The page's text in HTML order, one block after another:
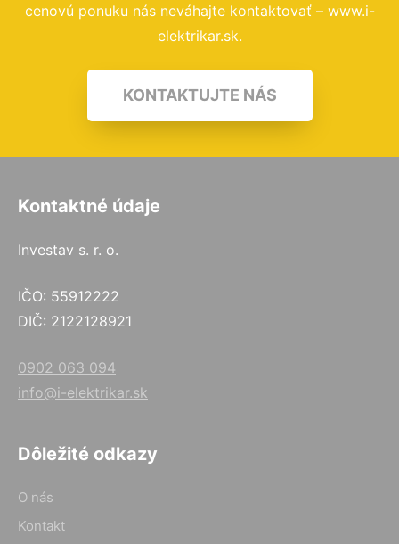
cenovú ponuku nás neváhajte kontaktovať – www.i-
elektrikar.sk.
KONTAKTUJTE NÁS
Kontaktné údaje
Investav s. r. o.
IČO: 55912222
DIČ: 2122128921
0902 063 094
info@i-elektrikar.sk
Dôležité odkazy
O nás
Kontakt